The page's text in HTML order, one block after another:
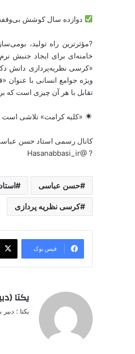
دوازده سال کوشش بی‌وقفه
?مؤثرترین راه تولید،
خامنه‌ای برای ایجاد جنبش
«کرسی نظریه‌پردازی دانش
ویژه جوامع انسانی با
تقابل با هر آن چیزی است که
«کلبه کرامت» تلاشی است
کانال رسمی استاد حسن
? @Hasanabbasi_ir
حسن عباسی
کرسی نظریه پردازی
فیس بوک
یکتا
یکتا ؛